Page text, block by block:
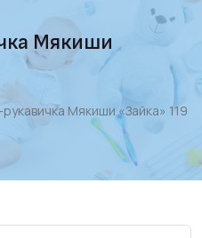
Мякиши
Мякиши «Зайка» 119